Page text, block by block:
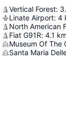
Vertical Forest:
Linate Airport: 4
North American
Fiat G91R: 4.1 km
Santa Maria